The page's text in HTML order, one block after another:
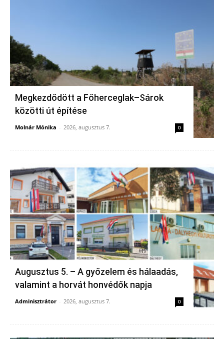
Megkezdődött a Főherceglak–Sárok
közötti út építése
Molnár Mónika - 2026, augusztus 7. 0
Augusztus 5. – A győzelem és hálaadás,
valamint a horvát honvédők napja
Adminisztrátor - 2026, augusztus 7. 0